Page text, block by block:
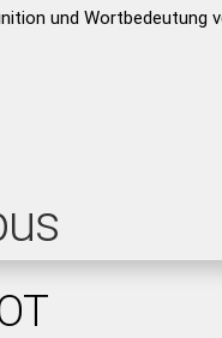
und Wortbedeutung